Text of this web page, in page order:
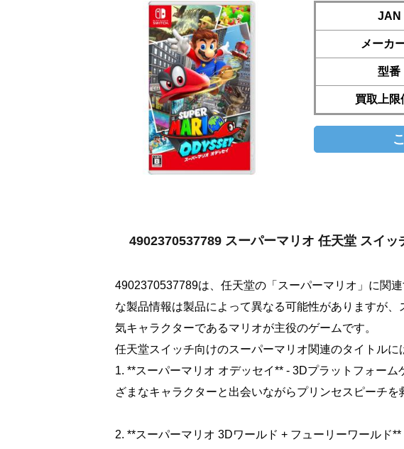
JAN
メーカ
型番
買取上限
4902370537789 スーパーマリオ 任天堂 スイ
4902370537789は、任天堂の「スーパーマリオ」に関
な製品情報は製品によって異なる可能性がありますが
気キャラクターであるマリオが主役のゲームです。
任天堂スイッチ向けのスーパーマリオ関連のタイトルに
1. **スーパーマリオ オデッセイ** - 3Dプラットフォー
ざまなキャラクターと出会いながらプリンセスピーチを
2. **スーパーマリオ 3Dワールド + フューリーワールド